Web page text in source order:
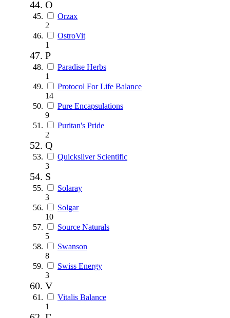
O
Orzax
2
OstroVit
1
P
Paradise Herbs
1
Protocol For Life Balance
14
Pure Encapsulations
9
Puritan's Pride
2
Q
Quicksilver Scientific
3
S
Solaray
3
Solgar
10
Source Naturals
5
Swanson
8
Swiss Energy
3
V
Vitalis Balance
1